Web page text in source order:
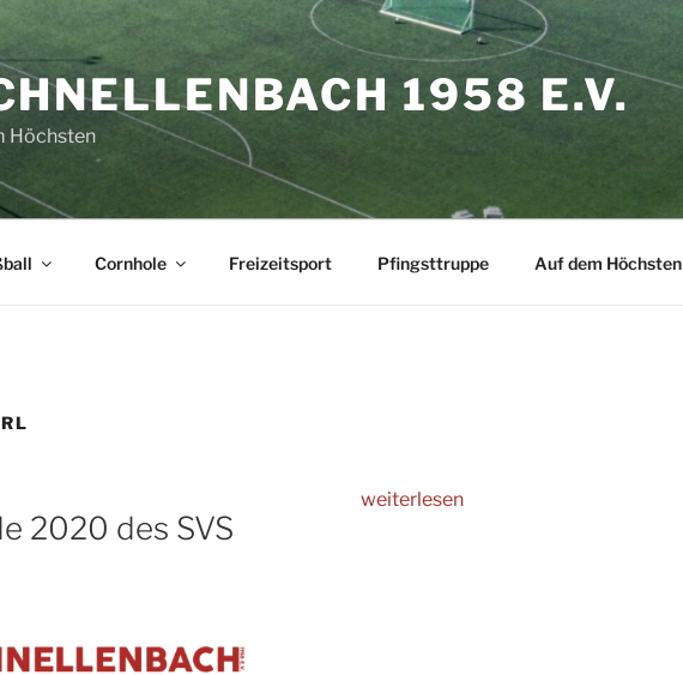
1958 E.V.
Höchsten
Cornhole Freizeitsport Pfingsttruppe Auf dem Höchsten
2020 des SVS
„Umrüstung
weiterlesen